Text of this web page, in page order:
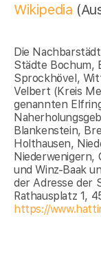
Wikipedia
Die
Städte Bochum,
Sprockhövel,
Velbert (Kreis
genannten
Blankenstein,
Holthausen,
Niederwenigern,
und Winz-Baak
der Adresse der
Rathausplatz 1,
https://